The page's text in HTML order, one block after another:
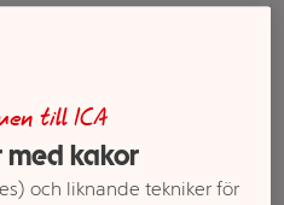
till ICA
kakor
och liknande tekniker för